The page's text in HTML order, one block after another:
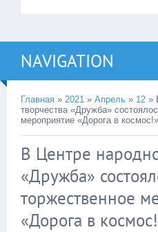
NAVIGATION
Главная » 2021 » Апрель » 12 »
творчества «Дружба»
мероприятие «Дорога в космос!»
В Центре
«Дружба»
торжественное
«Дорога в